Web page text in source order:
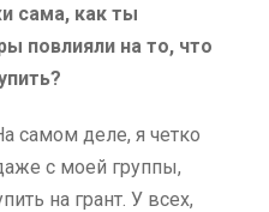
сама, как ты
повлияли на то, что
самом деле, я четко
с моей группы,
на грант. У всех,